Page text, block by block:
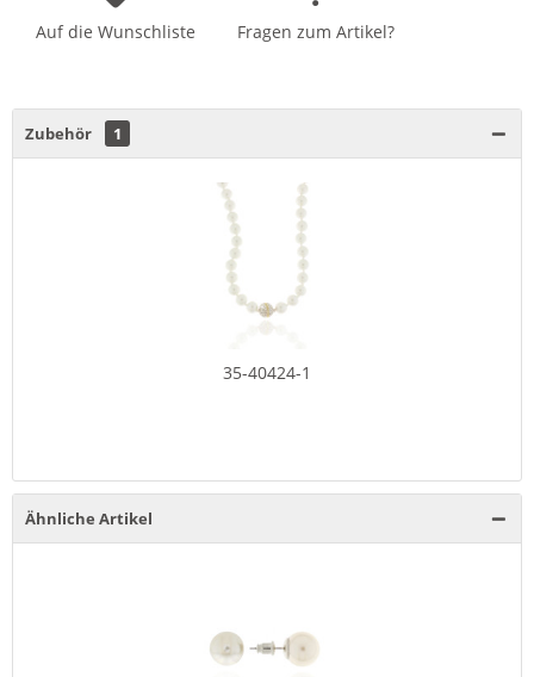
Auf die Wunschliste Fragen zum Artikel?
Zubehör 1
35-40424-1
Ähnliche Artikel